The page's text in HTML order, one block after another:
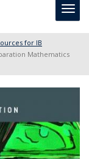
for IB
Mathematics